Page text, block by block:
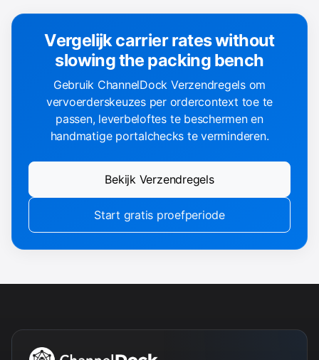
Vergelijk carrier rates without
slowing the packing bench
Gebruik ChannelDock Verzendregels om
vervoerderskeuzes per ordercontext toe te
passen, leverbeloftes te beschermen en
handmatige portalchecks te verminderen.
Bekijk Verzendregels
Start gratis proefperiode